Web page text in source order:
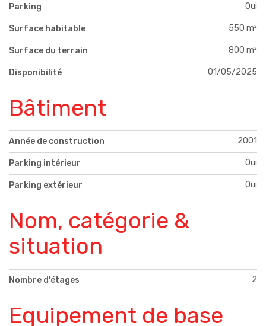
Parking Oui
Surface habitable 550 m²
Surface du terrain 800 m²
Disponibilité 01/05/2025
Bâtiment
Année de construction 2001
Parking intérieur Oui
Parking extérieur Oui
Nom, catégorie &
situation
Nombre d'étages 2
Equipement de base